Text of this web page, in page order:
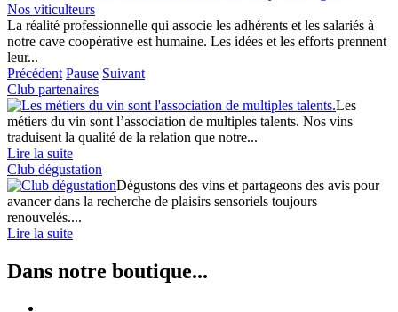
Nos viticulteurs
La réalité professionnelle qui associe les adhérents et les salariés à
notre cave coopérative est humaine. Les idées et les efforts prennent
leur...
Précédent Pause Suivant
Club partenaires
Les
métiers du vin sont l’association de multiples talents. Nos vins
traduisent la qualité de la relation que notre...
Lire la suite
Club dégustation
Dégustons des vins et partageons des avis pour
avancer dans la recherche de plaisirs sensoriels toujours
renouvelés....
Lire la suite
Dans notre boutique...